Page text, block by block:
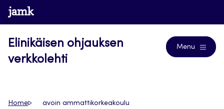
Siirry
suoraan
www.jamk.fi
Elinikäisen ohjauksen
verkkolehti
Menu
Home avoin ammattikorkeakoulu